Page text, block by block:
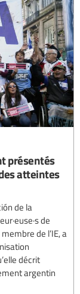
présentés
atteintes
de la
de
de l’IE, a
décrit
argentin